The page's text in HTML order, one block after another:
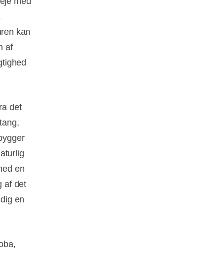
kan
af
det
en
af det
en